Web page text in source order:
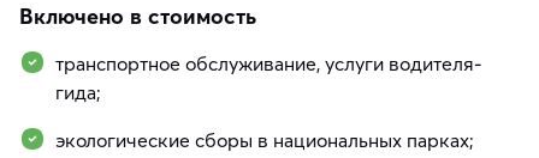
Включено в стоимость
транспортное обслуживание, услуги водителя-
гида;
экологические сборы в национальных парках;